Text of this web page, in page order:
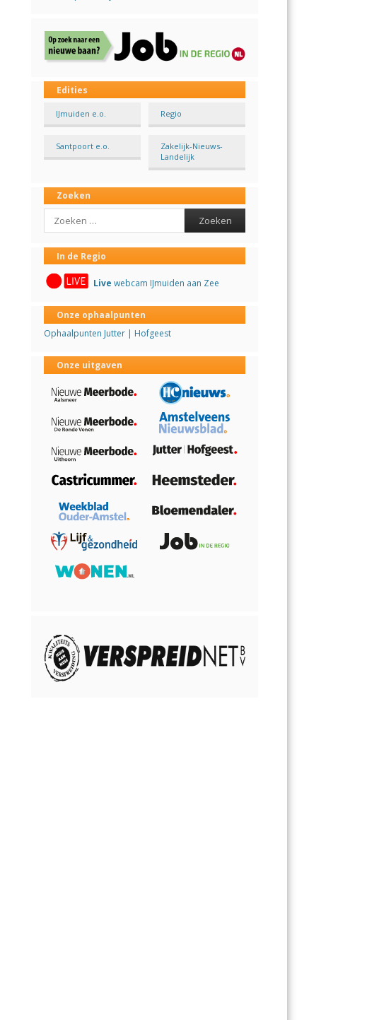
Edities
IJmuiden e.o. Regio
Santpoort e.o.
Zakelijk-Nieuws-
Landelijk
Zoeken
Search
In de Regio
Live webcam IJmuiden aan Zee
Onze ophaalpunten
Ophaalpunten Jutter | Hofgeest
Onze uitgaven